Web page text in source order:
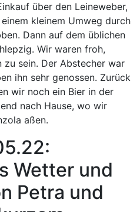
über den Leineweber,
kleinem Umweg durch
Dann auf dem üblichen
Wir waren froh,
zu sein. Der Abstecher war
ihn sehr genossen. Zurück
wir noch ein Bier in der
nach Hause, wo wir
aßen.
Wetter und
Petra und